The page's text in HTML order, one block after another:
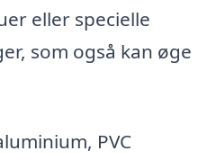
eller specielle
som også kan øge
PVC